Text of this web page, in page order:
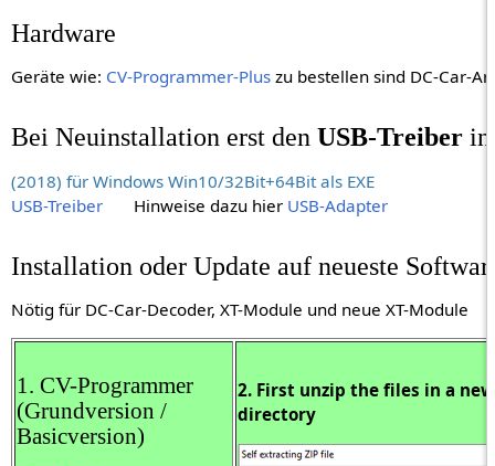
Hardware
Geräte wie: CV-Programmer-Pluszu bestellen sind DC-Car-
Bei Neuinstallation erst den USB-Treiber
(2018) für Windows Win10/32Bit+64Bit als EXE
USB-TreiberHinweise dazu hier USB-Adapter
Installation oder Update auf neueste
Nötig für DC-Car-Decoder, XT-Module und neue XT-Module
1. CV-Programmer
(Grundversion /
Basicversion)
2. First unzip the files in a new
directory